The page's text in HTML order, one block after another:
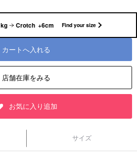
Crotch +6cm Find your size
カートへ入れる
店舗在庫をみる
お気に入り追加
サイズ